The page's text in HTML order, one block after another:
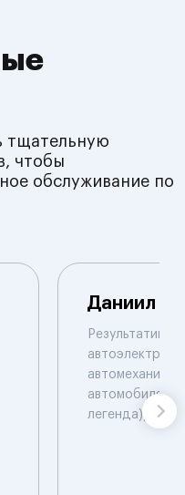
тщательную
чтобы
обслуживание по
Даниил
автоэлектрик и
автомеханик
автомобилям.
легенда))